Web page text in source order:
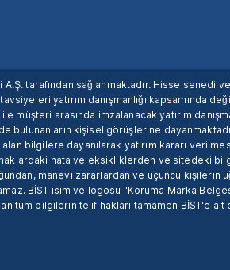
tarafından sağlanmaktadır. Hisse senedi
yatırım danışmanlığı kapsamında
arasında imzalanacak yatırım
bulunanların kişisel görüşlerine
bilgilere dayanılarak yatırım kararı
hata ve eksikliklerden ve sitedeki
manevi zararlardan ve üçüncü kişilerin
BİST isim ve logosu "Koruma Marka
tüm bilgilerin telif hakları tamamen BİST'e ait